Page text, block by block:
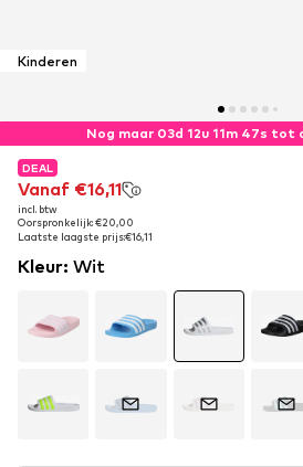
Kinderen
Nog maar 03d 12u 11m 47s tot
DEAL
Vanaf €16,11
incl. btw
Oorspronkelijk: €20,00
Laatste laagste prijs:€16,11
DEAL
Vanaf €16,11
incl. btw
Oorspronkelijk: €20,00
Laatste laagste prijs:€16,11
Kleur: Wit